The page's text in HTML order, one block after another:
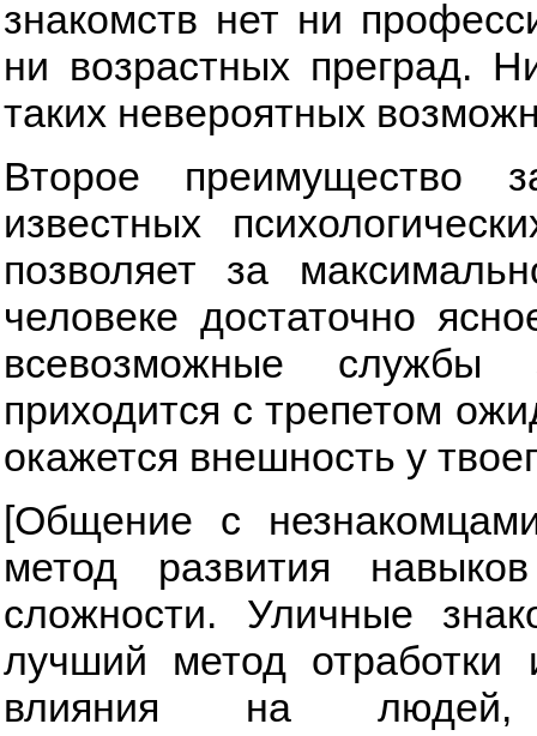
знакомств нет ни
ни возрастных преград.
таких невероятных
Второе преимущество
известных
позволяет за
человеке достаточно
всевозможные
приходится с трепетом
окажется внешность у
[Общение с
метод развития
сложности. Уличные
лучший метод отработки
влияния на людей,